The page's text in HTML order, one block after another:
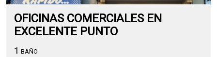
OFICINAS COMERCIALES EN
EXCELENTE PUNTO
1 BAÑO